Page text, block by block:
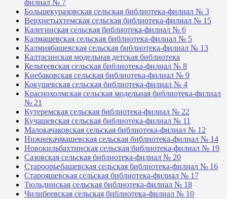
филиал № 7
Большекуразовская сельская библиотека-филиал № 3
Верхнетыхтемская сельская библиотека-филиал № 15
Калегинская сельская библиотека-филиал № 6
Калмашевская сельская библиотека-филиал № 5
Калмиябашевская сельская библиотека-филиал № 13
Калтасинская модельная детская библиотека
Кельтеевская сельская библиотека-филиал № 8
Киебаковская сельская библиотека-филиал № 9
Кокушевская сельская библиотека-филиал № 4
Краснохолмская сельская модельная библиотека-филиал
№ 21
Кутеремская сельская библиотека-филиал № 22
Кучашевская сельская библиотека-филиал № 11
Малокачаковская сельская библиотека-филиал № 12
Нижнекачмашевская сельская библиотека-филиал № 14
Новокильбахтинская сельская библиотека-филиал № 19
Сазовская сельская библиотека-филиал № 20
Староорьебашевская сельская библиотека-филиал № 16
Старояшевская сельская библиотека-филиал № 17
Тюльдинская сельская библиотека-филиал № 18
Чилибеевская сельская библиотека-филиал № 10